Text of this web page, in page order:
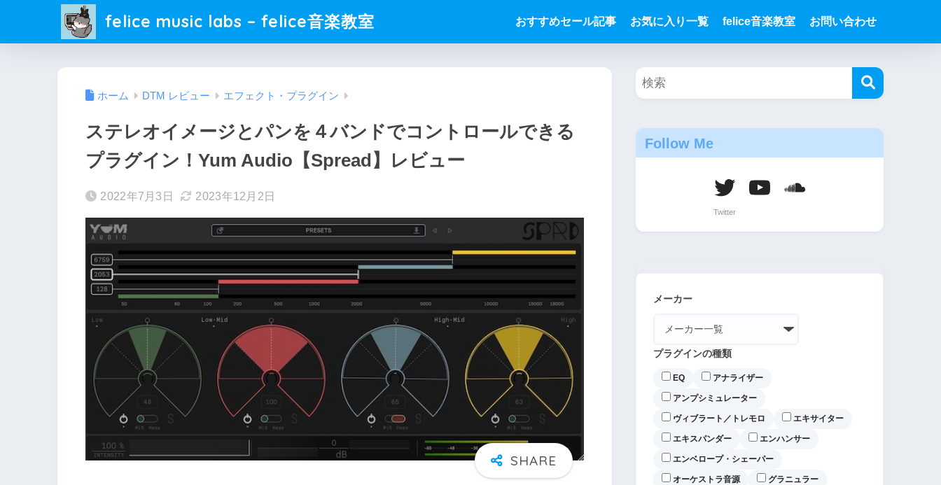
felice music labs – felice音楽教室 おすすめセール記事 お気に入り一覧 felice音楽教室 お問い合わせ
ホーム DTM レビュー エフェクト・プラグイン
ステレオイメージとパンを４バンドでコントロールできる
プラグイン！Yum Audio【Spread】レビュー
2022年7月3日 2023年12月2日
Follow Me
メーカー
プラグインの種類
EQ アナライザー
アンプシミュレーター
ヴィブラート／トレモロ エキサイター
エキスパンダー エンハンサー
エンベロープ・シェーパー
オーケストラ音源 グラニュラー